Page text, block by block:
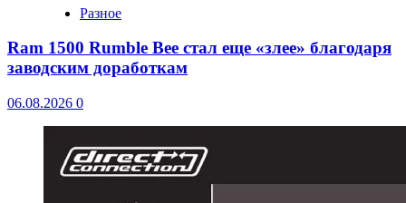
Разное
Ram 1500 Rumble Bee стал еще «злее» благодаря
заводским доработкам
06.08.2026 0